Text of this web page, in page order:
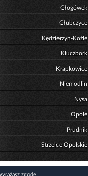
Głogówek
Głubczyce
Kędzierzyn-Koźle
Kluczbork
Krapkowice
Niemodlin
Nysa
Opole
Prudnik
Strzelce Opolskie
zgodę